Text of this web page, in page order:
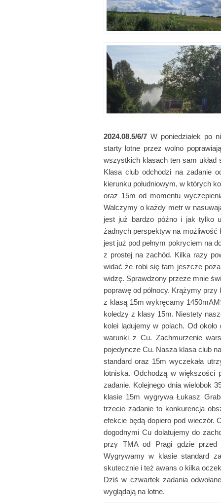
2024.08.5/6/7 W poniedziałek po
starty lotne przez wolno
wszystkich klasach ten sam
Klasa club odchodzi na zadanie
kierunku południowym, w których
oraz 15m od momentu
Walczymy o każdy metr w
jest już bardzo późno i jak tylko
żadnych perspektyw na możliwość
jest już pod pełnym pokryciem na
z prostej na zachód. Kilka razy
widać że robi się tam jeszcze
widzę. Sprawdzony przeze mnie
poprawę od północy. Krążymy
z klasą 15m wykręcamy
koledzy z klasy 15m. Niestety
kolei lądujemy w polach. Od
warunki z Cu. Zachmurzenie
pojedyncze Cu. Nasza klasa club
standard oraz 15m wyczekała
lotniska. Odchodzą w większości
zadanie. Kolejnego dnia wielobok
klasie 15m wygrywa Łukasz
trzecie zadanie to konkurencja
efekcie będą dopiero pod wieczór.
dogodnymi Cu dolatujemy do
przy TMA od Pragi gdzie przed
Wygrywamy w klasie standard
skutecznie i też awans o kilka
Dziś w czwartek zadania
wyglądają na lotne.